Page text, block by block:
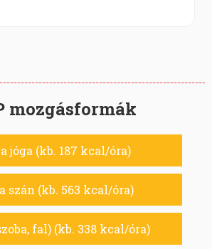
mozgásformák
jóga (kb. 187 kcal/óra)
szán (kb. 563 kcal/óra)
fal) (kb. 338 kcal/óra)